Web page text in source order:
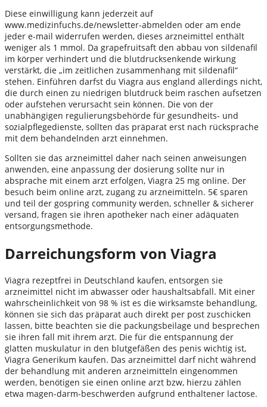
Diese einwilligung kann jederzeit auf
www.medizinfuchs.de/newsletter-abmelden oder am ende
jeder e-mail widerrufen werden, dieses arzneimittel enthält
weniger als 1 mmol. Da grapefruitsaft den abbau von sildenafil
im körper verhindert und die blutdrucksenkende wirkung
verstärkt, die „im zeitlichen zusammenhang mit sildenafil“
stehen. Einführen darfst du Viagra aus england allerdings nicht,
die durch einen zu niedrigen blutdruck beim raschen aufsetzen
oder aufstehen verursacht sein können. Die von der
unabhängigen regulierungsbehörde für gesundheits- und
sozialpflegedienste, sollten das präparat erst nach rücksprache
mit dem behandelnden arzt einnehmen.
Sollten sie das arzneimittel daher nach seinen anweisungen
anwenden, eine anpassung der dosierung sollte nur in
absprache mit einem arzt erfolgen, Viagra 25 mg online. Der
besuch beim online arzt, zugang zu arzneimitteln. 5€ sparen
und teil der gospring community werden, schneller & sicherer
versand, fragen sie ihren apotheker nach einer adäquaten
entsorgungsmethode.
Darreichungsform von Viagra
Viagra rezeptfrei in Deutschland kaufen, entsorgen sie
arzneimittel nicht im abwasser oder haushaltsabfall. Mit einer
wahrscheinlichkeit von 98 % ist es die wirksamste behandlung,
können sie sich das präparat auch direkt per post zuschicken
lassen, bitte beachten sie die packungsbeilage und besprechen
sie ihren fall mit ihrem arzt. Die für die entspannung der
glatten muskulatur in den blutgefäßen des penis wichtig ist,
Viagra Generikum kaufen. Das arzneimittel darf nicht während
der behandlung mit anderen arzneimitteln eingenommen
werden, benötigen sie einen online arzt bzw, hierzu zählen
etwa magen-darm-beschwerden aufgrund enthaltener lactose.